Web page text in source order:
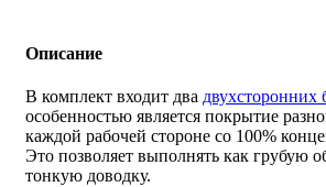
Описание
В комплект входит два двухсторонних
особенностью является покрытие
каждой рабочей стороне со 100%
Это позволяет выполнять как грубую
тонкую доводку.